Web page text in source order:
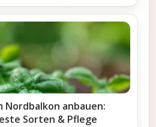
Nordbalkon anbauen:
Sorten & Pflege